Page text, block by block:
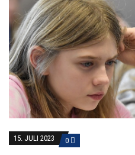
15. JULI 2023 0